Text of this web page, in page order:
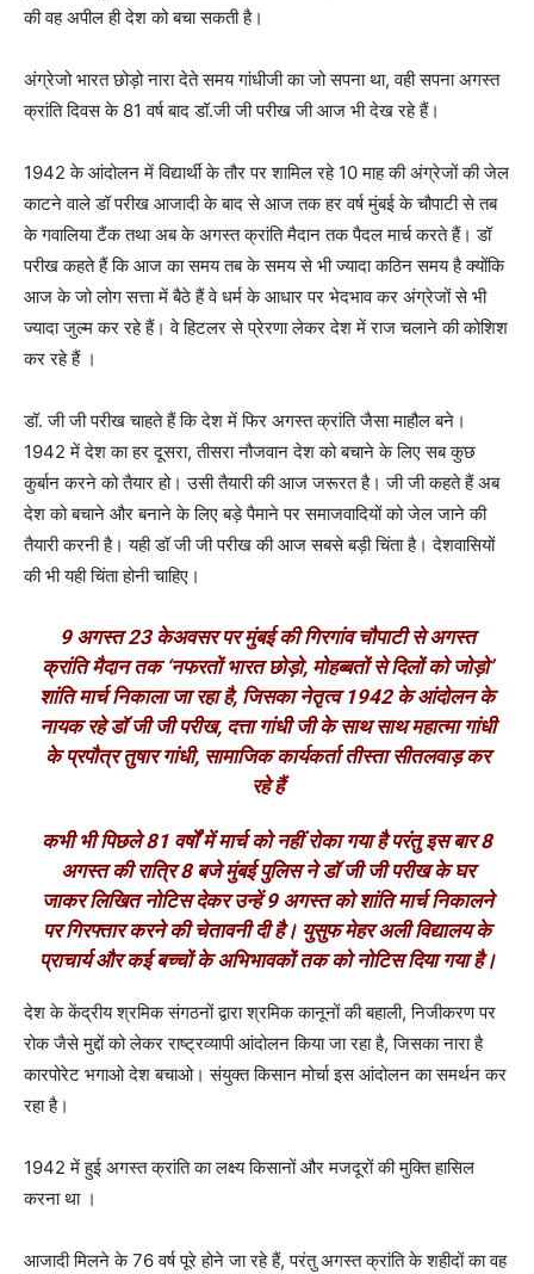
की वह अपील ही देश को बचा सकती है।
अंग्रेजो भारत छोड़ो नारा देते समय गांधीजी का जो सपना था, वही सपना अगस्त
क्रांति दिवस के 81 वर्ष बाद डॉ.जी जी परीख जी आज भी देख रहे हैं।
1942 के आंदोलन में विद्यार्थी के तौर पर शामिल रहे 10 माह की अंग्रेजों की जेल
काटने वाले डॉ परीख आजादी के बाद से आज तक हर वर्ष मुंबई के चौपाटी से तब
के गवालिया टैंक तथा अब के अगस्त क्रांति मैदान तक पैदल मार्च करते हैं। डॉ
परीख कहते हैं कि आज का समय तब के समय से भी ज्यादा कठिन समय है क्योंकि
आज के जो लोग सत्ता में बैठे हैं वे धर्म के आधार पर भेदभाव कर अंग्रेजों से भी
ज्यादा जुल्म कर रहे हैं। वे हिटलर से प्रेरणा लेकर देश में राज चलाने की कोशिश
कर रहे हैं ।
डॉ. जी जी परीख चाहते हैं कि देश में फिर अगस्त क्रांति जैसा माहौल बने।
1942 में देश का हर दूसरा, तीसरा नौजवान देश को बचाने के लिए सब कुछ
कुर्बान करने को तैयार हो। उसी तैयारी की आज जरूरत है। जी जी कहते हैं अब
देश को बचाने और बनाने के लिए बड़े पैमाने पर समाजवादियों को जेल जाने की
तैयारी करनी है। यही डॉ जी जी परीख की आज सबसे बड़ी चिंता है। देशवासियों
की भी यही चिंता होनी चाहिए।
9 अगस्त 23 केअवसर पर मुंबई की गिरगांव चौपाटी से अगस्त
क्रांति मैदान तक ‘नफरतों भारत छोड़ो, मोहब्बतों से दिलों को जोड़ो’
शांति मार्च निकाला जा रहा है, जिसका नेतृत्व 1942 के आंदोलन के
नायक रहे डॉ जी जी परीख, दत्ता गांधी जी के साथ साथ महात्मा गांधी
के प्रपौत्र तुषार गांधी, सामाजिक कार्यकर्ता तीस्ता सीतलवाड़ कर
रहे हैं
कभी भी पिछले 81 वर्षों में मार्च को नहीं रोका गया है परंतु इस बार 8
अगस्त की रात्रि 8 बजे मुंबई पुलिस ने डॉ जी जी परीख के घर
जाकर लिखित नोटिस देकर उन्हें 9 अगस्त को शांति मार्च निकालने
पर गिरफ्तार करने की चेतावनी दी है। युसुफ मेहर अली विद्यालय के
प्राचार्य और कई बच्चों के अभिभावकों तक को नोटिस दिया गया है।
देश के केंद्रीय श्रमिक संगठनों द्वारा श्रमिक कानूनों की बहाली, निजीकरण पर
रोक जैसे मुद्दों को लेकर राष्ट्रव्यापी आंदोलन किया जा रहा है, जिसका नारा है
कारपोरेट भगाओ देश बचाओ। संयुक्त किसान मोर्चा इस आंदोलन का समर्थन कर
रहा है।
1942 में हुई अगस्त क्रांति का लक्ष्य किसानों और मजदूरों की मुक्ति हासिल
करना था ।
आजादी मिलने के 76 वर्ष पूरे होने जा रहे हैं, परंतु अगस्त क्रांति के शहीदों का वह